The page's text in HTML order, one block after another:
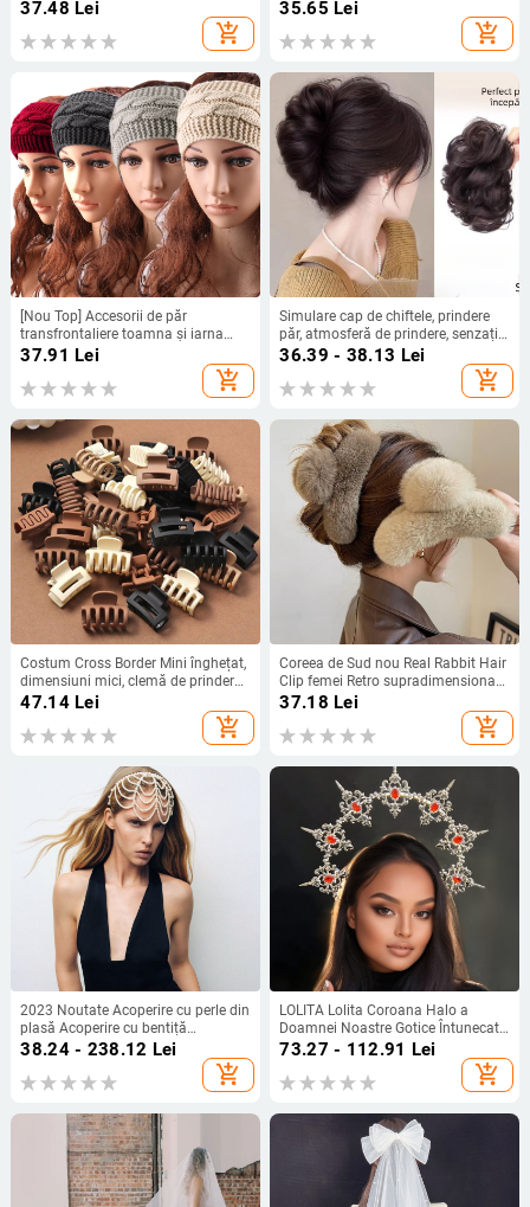
spălare facială bandă de păr stras
perlă agrafă breton agrafă de păr
presiune agrafă accesorii pentru
37.48 Lei
add_shopping_cart
ciucuri, cataramă elegantă, complet
35.65 Lei
add_shopping_cart
[Nou Top] Accesorii de păr
transfrontaliere toamna și iarna
lână tricotată bandă de păr caldă
sport bandă de susținere ureche
protector bandă de păr europeană
37.91 Lei
add_shopping_cart
Simulare cap de chiftele, prindere
păr, atmosferă de prindere, senzație
de fiică, mugur, disc cranian
superior înalt, păr pufos, contract
incremental, disc, artefact de păr
36.39 - 38.13 Lei
add_shopping_cart
Costum Cross Border Mini înghețat,
dimensiuni mici, clemă de prindere,
clemă dreptunghiulară cu breton,
agrafă de păr spartă, agrafă mică,
accesorii de păr pentru femei
47.14Lei
add_shopping_cart
Coreea de Sud nou Real Rabbit Hair
Clip femei Retro supradimensionat
păr clip rechin clip de înaltă calitate
Sense Back Head plush Grab Clip
37.18 Lei
add_shopping_cart
2023 Noutate Acoperire cu perle din
plasă Acoperire cu bentiță
Acoperire cu pălării Acoperire cu
38.24 - 238.12 Lei
add_shopping_cart
LOLITA Lolita Coroana Halo a
Doamnei Noastre Gotice Întunecate
Accesorii de Păr dress Up Exagerat
Catwalk Performance Headwear
73.27 - 112.91 Lei
add_shopping_cart